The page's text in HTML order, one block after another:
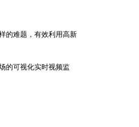
的难题，有效利用高新
的可视化实时视频监